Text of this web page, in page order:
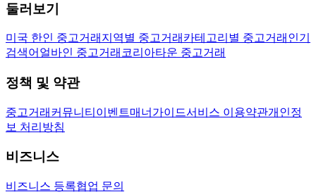
둘러보기
미국 한인 중고거래 지역별 중고거래 카테고리별 중고거래 인기
검색어 얼바인 중고거래 코리아타운 중고거래
정책 및 약관
중고거래 커뮤니티 이벤트매너가이드서비스 이용약관개인정
보 처리방침
비즈니스
비즈니스 등록협업 문의